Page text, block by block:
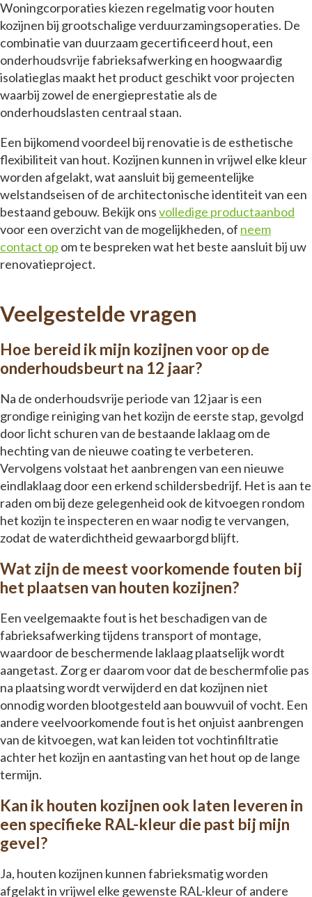
Woningcorporaties kiezen regelmatig voor houten
kozijnen bij grootschalige verduurzamingsoperaties. De
combinatie van duurzaam gecertificeerd hout, een
onderhoudsvrije fabrieksafwerking en hoogwaardig
isolatieglas maakt het product geschikt voor projecten
waarbij zowel de energieprestatie als de
onderhoudslasten centraal staan.
Een bijkomend voordeel bij renovatie is de esthetische
flexibiliteit van hout. Kozijnen kunnen in vrijwel elke kleur
worden afgelakt, wat aansluit bij gemeentelijke
welstandseisen of de architectonische identiteit van een
bestaand gebouw. Bekijk onsvolledige productaanbod
voor een overzicht van de mogelijkheden, of neem
contact op om te bespreken wat het beste aansluit bij uw
renovatieproject.
Veelgestelde vragen
Hoe bereid ik mijn kozijnen voor op de
onderhoudsbeurt na 12 jaar?
Na de onderhoudsvrije periode van 12 jaar is een
grondige reiniging van het kozijn de eerste stap, gevolgd
door licht schuren van de bestaande laklaag om de
hechting van de nieuwe coating te verbeteren.
Vervolgens volstaat het aanbrengen van een nieuwe
eindlaklaag door een erkend schildersbedrijf. Het is aan te
raden om bij deze gelegenheid ook de kitvoegen rondom
het kozijn te inspecteren en waar nodig te vervangen,
zodat de waterdichtheid gewaarborgd blijft.
Wat zijn de meest voorkomende fouten bij
het plaatsen van houten kozijnen?
Een veelgemaakte fout is het beschadigen van de
fabrieksafwerking tijdens transport of montage,
waardoor de beschermende laklaag plaatselijk wordt
aangetast. Zorg er daarom voor dat de beschermfolie pas
na plaatsing wordt verwijderd en dat kozijnen niet
onnodig worden blootgesteld aan bouwvuil of vocht. Een
andere veelvoorkomende fout is het onjuist aanbrengen
van de kitvoegen, wat kan leiden tot vochtinfiltratie
achter het kozijn en aantasting van het hout op de lange
termijn.
Kan ik houten kozijnen ook laten leveren in
een specifieke RAL-kleur die past bij mijn
gevel?
Ja, houten kozijnen kunnen fabrieksmatig worden
afgelakt in vrijwel elke gewenste RAL-kleur of andere